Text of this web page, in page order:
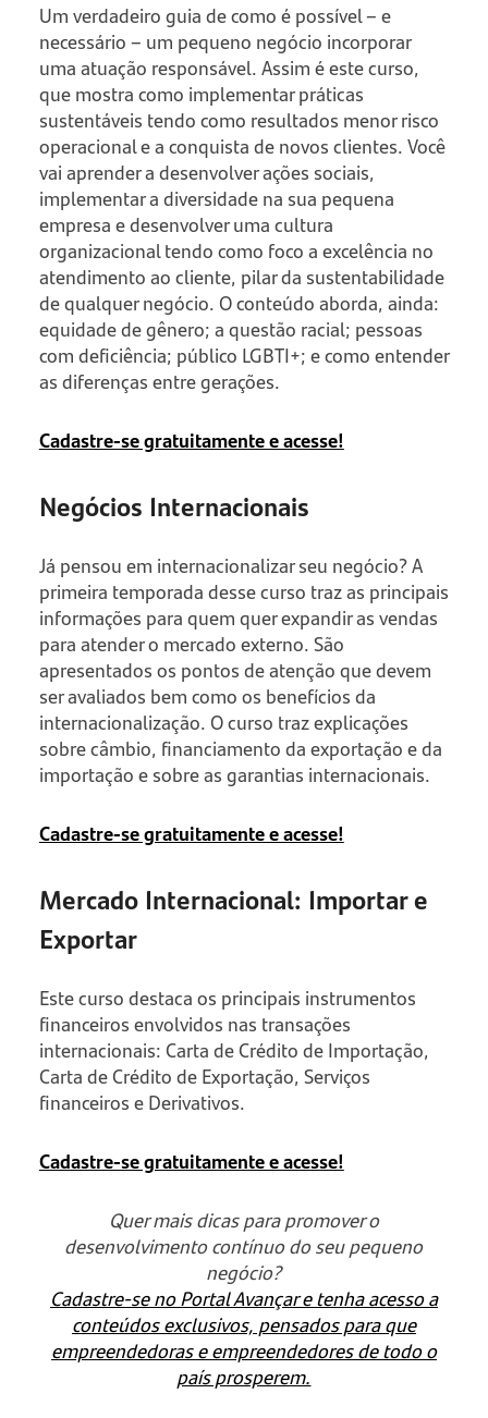
Um verdadeiro guia de como é possível – e
necessário – um pequeno negócio incorporar
uma atuação responsável. Assim é este curso,
que mostra como implementar práticas
sustentáveis tendo como resultados menor risco
operacional e a conquista de novos clientes. Você
vai aprender a desenvolver ações sociais,
implementar a diversidade na sua pequena
empresa e desenvolver uma cultura
organizacional tendo como foco a excelência no
atendimento ao cliente, pilar da sustentabilidade
de qualquer negócio. O conteúdo aborda, ainda:
equidade de gênero; a questão racial; pessoas
com deficiência; público LGBTI+; e como entender
as diferenças entre gerações.
Cadastre-se gratuitamente e acesse!
Negócios Internacionais
Já pensou em internacionalizar seu negócio? A
primeira temporada desse curso traz as principais
informações para quem quer expandir as vendas
para atender o mercado externo. São
apresentados os pontos de atenção que devem
ser avaliados bem como os benefícios da
internacionalização. O curso traz explicações
sobre câmbio, financiamento da exportação e da
importação e sobre as garantias internacionais.
Cadastre-se gratuitamente e acesse!
Mercado Internacional: Importar e
Exportar
Este curso destaca os principais instrumentos
financeiros envolvidos nas transações
internacionais: Carta de Crédito de Importação,
Carta de Crédito de Exportação, Serviços
financeiros e Derivativos.
Cadastre-se gratuitamente e acesse!
Quer mais dicas para promover o
desenvolvimento contínuo do seu pequeno
negócio?
Cadastre-se no Portal Avançar e tenha acesso a
conteúdos exclusivos, pensados para que
empreendedoras e empreendedores de todo o
país prosperem.